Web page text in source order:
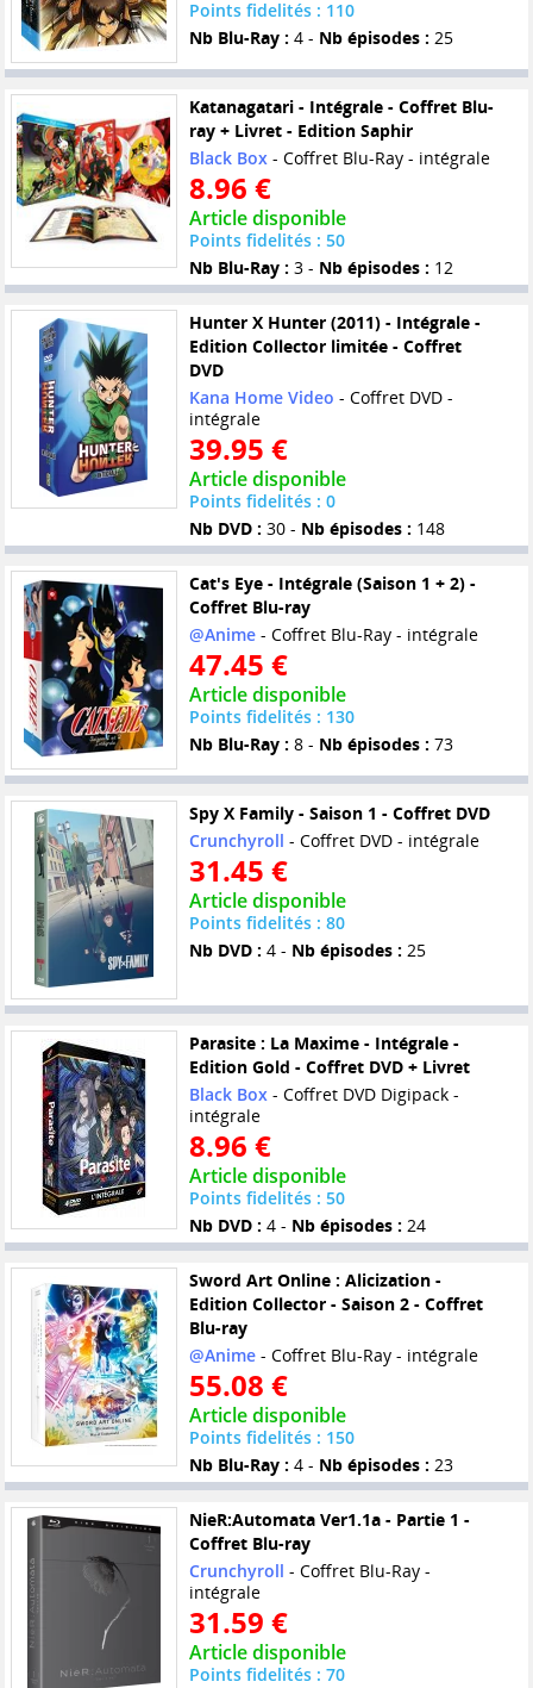
Points fidelités : 110
Nb Blu-Ray : 4 - Nb épisodes : 25
Katanagatari - Intégrale - Coffret Blu-
ray + Livret - Edition Saphir
Black Box- Coffret Blu-Ray - intégrale
8.96 €
Article disponible
Points fidelités : 50
Nb Blu-Ray : 3 - Nb épisodes : 12
Hunter X Hunter (2011) - Intégrale -
Edition Collector limitée - Coffret
DVD
Kana Home Video - Coffret DVD -
intégrale
39.95 €
Article disponible
Points fidelités : 0
Nb DVD : 30 - Nb épisodes : 148
Cat's Eye - Intégrale (Saison 1 + 2) -
Coffret Blu-ray
@Anime- Coffret Blu-Ray - intégrale
47.45 €
Article disponible
Points fidelités : 130
Nb Blu-Ray : 8 - Nb épisodes : 73
Spy X Family - Saison 1 - Coffret DVD
Crunchyroll - Coffret DVD - intégrale
31.45 €
Article disponible
Points fidelités : 80
Nb DVD : 4 - Nb épisodes : 25
Parasite : La Maxime - Intégrale -
Edition Gold - Coffret DVD + Livret
Black Box- Coffret DVD Digipack -
intégrale
8.96 €
Article disponible
Points fidelités : 50
Nb DVD : 4 - Nb épisodes : 24
Sword Art Online : Alicization -
Edition Collector - Saison 2 - Coffret
Blu-ray
@Anime- Coffret Blu-Ray - intégrale
55.08 €
Article disponible
Points fidelités : 150
Nb Blu-Ray : 4 - Nb épisodes : 23
NieR:Automata Ver1.1a - Partie 1 -
Coffret Blu-ray
Crunchyroll - Coffret Blu-Ray -
intégrale
31.59 €
Article disponible
Points fidelités : 70